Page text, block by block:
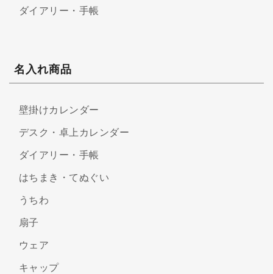
ダイアリー・手帳
名入れ商品
壁掛けカレンダー
デスク・卓上カレンダー
ダイアリー・手帳
はちまき・てぬぐい
うちわ
扇子
ウェア
キャップ